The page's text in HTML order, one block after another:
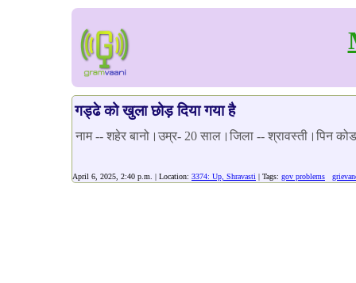
गड्ढे को खुला छोड़ दिया गया है
नाम -- शहेर बानो।उम्र- 20 साल।जिला -- श्रावस्ती।पिन
April 6, 2025, 2:40 p.m. | Location: 3374: Up, Shravasti | Tags: gov problems